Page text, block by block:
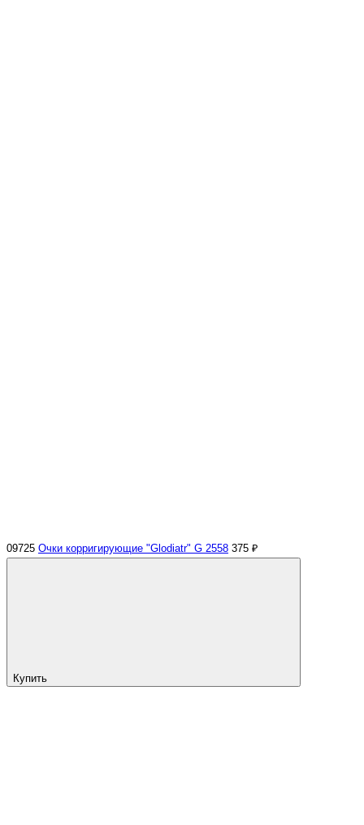
09725 Очки корригирующие "Glodiatr" G 2558 375 ₽
Купить